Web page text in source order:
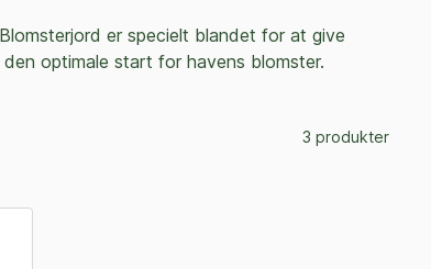
er specielt blandet for at give
optimale start for havens blomster.
3 produkter